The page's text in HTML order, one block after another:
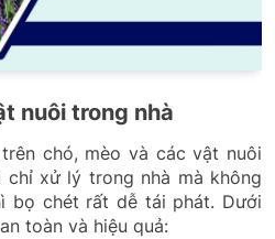
nuôi trong nhà
chó, mèo và các vật nuôi
chỉ xử lý trong nhà mà không
bọ chét rất dễ tái phát. Dưới
toàn và hiệu quả: